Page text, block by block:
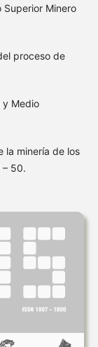
Minero
proceso de
y Medio
la minería de los
– 50.